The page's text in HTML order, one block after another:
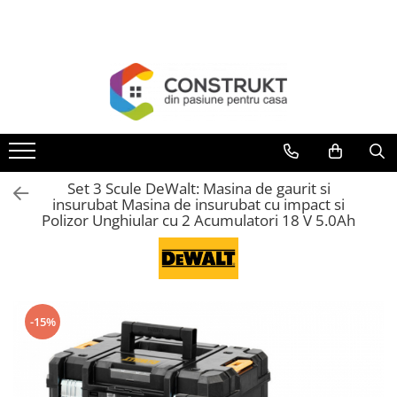
Termoseminee, seminee si sobe
Cazane pe combustibil solid
Cazane pe combustibil gazos/lichid
Termostate de ambient
Aeroterme si destratificatoare de
Radiatoare si convectoare
Incalzire in pardoseala
Panouri radiante si incalzitoare cu
infrarosu
Set 3 Scule DeWalt: Masina de gaurit si
insurubat Masina de insurubat cu impact si
Polizor Unghiular cu 2 Acumulatori 18 V 5.0Ah
-15%